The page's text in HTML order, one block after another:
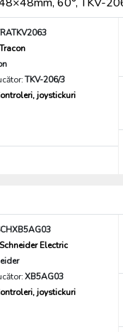
Tracon
TKV-206/3
joystickuri
Schneider Electric
XB5AG03
joystickuri